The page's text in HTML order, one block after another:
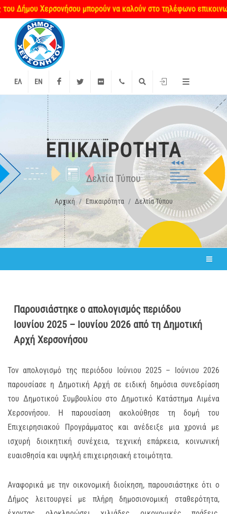
Χερσονήσου μπορούν να καλούν στο τηλέφωνο
ΕΛ EN FacebookTwitter Flickr +2897 340000Αναζήτηση
Είσοδος
ΕΠΙΚΑΙΡΌΤΗΤΑ
Δελτία Τύπου
Αρχική Επικαιρότητα Δελτία Τύπου
Παρουσιάστηκε ο απολογισμός περιόδου
Ιουνίου 2025 – Ιουνίου 2026 από τη Δημοτική
Αρχή Χερσονήσου
Τον απολογισμό της περιόδου Ιούνιου 2025 – Ιούνιου 2026
παρουσίασε η Δημοτική Αρχή σε ειδική δημόσια συνεδρίαση
του Δημοτικού Συμβουλίου στο Δημοτικό Κατάστημα Λιμένα
Χερσονήσου. Η παρουσίαση ακολούθησε τη δομή του
Επιχειρησιακού Προγράμματος και ανέδειξε μια χρονιά με
ισχυρή διοικητική συνέχεια, τεχνική επάρκεια, κοινωνική
ευαισθησία και υψηλή επιχειρησιακή ετοιμότητα.
Αναφορικά με την οικονομική διοίκηση, παρουσιάστηκε ότι ο
Δήμος λειτουργεί με πλήρη δημοσιονομική σταθερότητα,